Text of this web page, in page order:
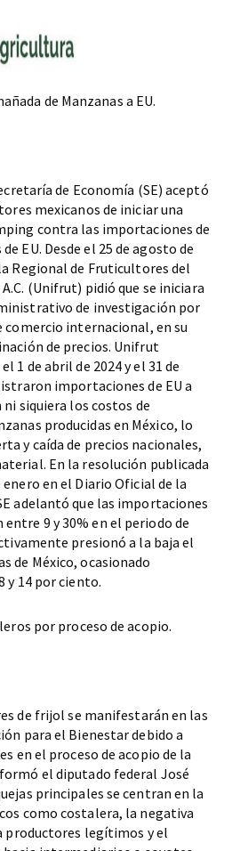
de Manzanas a EU.
de Economía (SE) aceptó
mexicanos de iniciar una
contra las importaciones de
EU. Desde el 25 de agosto de
Regional de Fruticultores del
(Unifrut) pidió que se iniciara
de investigación por
comercio internacional, en su
de precios. Unifrut
1 de abril de 2024 y el 31 de
importaciones de EU a
siquiera los costos de
producidas en México, lo
y caída de precios nacionales,
En la resolución publicada
enero en el Diario Oficial de la
adelantó que las importaciones
entre 9 y 30% en el periodo de
presionó a la baja el
de México, ocasionado
y 14 por ciento.
por proceso de acopio.
de frijol se manifestarán en las
para el Bienestar debido a
en el proceso de acopio de la
el diputado federal José
principales se centran en la
como costalera, la negativa
productores legítimos y el